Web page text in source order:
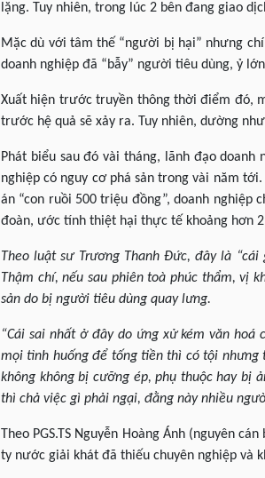
lặng. Tuy nhiên, trong lúc 2 bên đang giao
Mặc dù với tâm thế “người bị hại” nhưng
doanh nghiệp đã “bẫy” người tiêu dùng, ỷ
Xuất hiện trước truyền thông thời điểm đó,
trước hệ quả sẽ xảy ra. Tuy nhiên, dường
Phát biểu sau đó vài tháng, lãnh đạo
nghiệp có nguy cơ phá sản trong vài năm
án “con ruồi 500 triệu đồng”, doanh nghiệp
đoàn, ước tính thiệt hại thực tế khoảng hơn
Theo luật sư Trương Thanh Đức, đây là
Thậm chí, nếu sau phiên toà phúc thẩm, vị
sản do bị người tiêu dùng quay lưng.
“Cái sai nhất ở đây do ứng xử kém văn
mọi tình huống để tống tiền thì có tội nhưng
không không bị cưỡng ép, phụ thuộc hay bị
thì chả việc gì phải ngại, đằng này nhiều
Theo PGS.TS Nguyễn Hoàng Ánh (nguyên
ty nước giải khát đã thiếu chuyên nghiệp và